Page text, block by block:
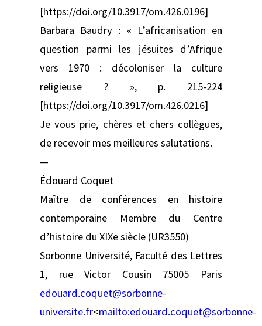
[https://doi.org/10.3917/om.426.0196]
Barbara Baudry : « L’africanisation en
question parmi les jésuites d’Afrique
vers 1970 : décoloniser la culture
religieuse ? », p. 215-224
[https://doi.org/10.3917/om.426.0216]
Je vous prie, chères et chers collègues,
de recevoir mes meilleures salutations.
—
Édouard Coquet
Maître de conférences en histoire
contemporaine Membre du Centre
d’histoire du XIXe siècle (UR3550)
Sorbonne Université, Faculté des Lettres
1, rue Victor Cousin 75005 Paris
edouard.coquet@sorbonne-
universite.fr<mailto:edouard.coquet@sorbonne-